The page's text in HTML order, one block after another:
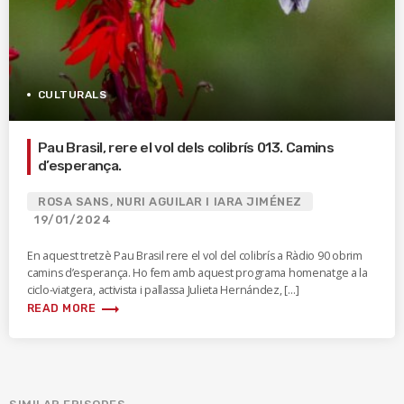
CULTURALS
Pau Brasil, rere el vol dels colibrís 013. Camins
d’esperança.
ROSA SANS, NURI AGUILAR I IARA JIMÉNEZ
19/01/2024
En aquest tretzè Pau Brasil rere el vol del colibrís a Ràdio 90 obrim
camins d’esperança. Ho fem amb aquest programa homenatge a la
ciclo-viatgera, activista i pallassa Julieta Hernández, […]
READ MORE trending_flat